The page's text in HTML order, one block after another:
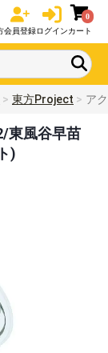
会員登録ログイン
0
カート
東方Project ア
東風谷早苗
)